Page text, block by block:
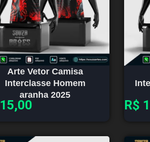
Arte Vetor Camisa
Interclasse Homem
aranha 2025
15,00 R$